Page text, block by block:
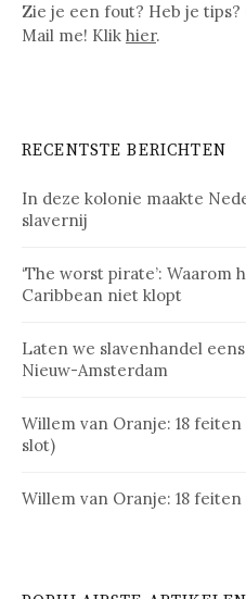
Zie je een fout? Heb je
Mail me! Klik hier.
RECENTSTE BERICHTEN
In deze kolonie maakte
slavernij
‘The worst pirate’:
Caribbean niet klopt
Laten we slavenhandel
Nieuw-Amsterdam
Willem van Oranje: 18
slot)
Willem van Oranje: 18